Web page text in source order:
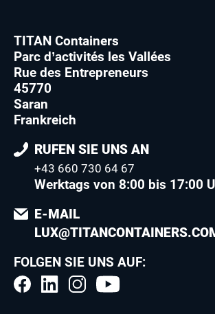
TITAN Containers
Parc d’activités les Vallées
Rue des Entrepreneurs
45770
Saran
Frankreich
RUFEN SIE UNS AN
+43 660 730 64 67
Werktags von 8:00 bis 17:00
E-MAIL
FOLGEN SIE UNS AUF: